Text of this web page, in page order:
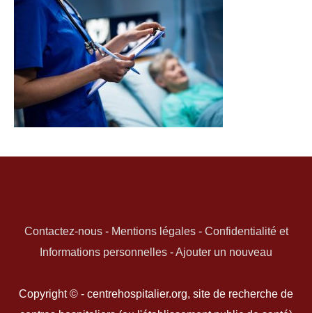
Contactez-nous- Mentions légales- Confidentialité et
Informations personnelles -Ajouter un nouveau
Copyright © - centrehospitalier.org, site de recherche de